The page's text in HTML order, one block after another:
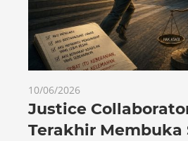
10/06/2026
Justice
Terakhir Membuka